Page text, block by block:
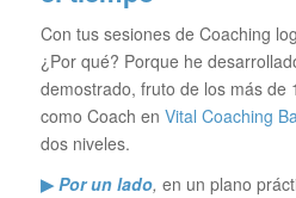
Con tus sesiones de Coaching
¿Por qué? Porque he
demostrado, fruto de los más de
como Coach en Vital Coaching
dos niveles.
▶Por un lado, en un plano